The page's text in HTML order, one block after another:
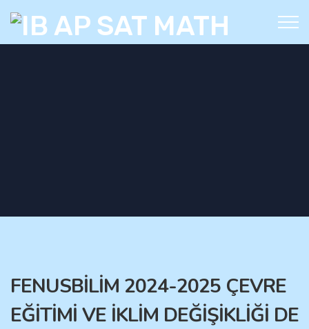
FENUSBİLİM 2024-2025 ÇEVRE
EĞİTİMİ VE İKLİM DEĞİŞİKLİĞİ DE